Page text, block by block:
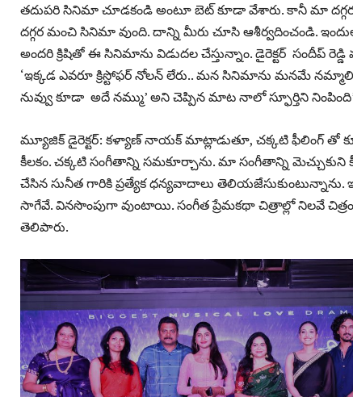
తదుపరి సినిమా చూడకండి అంటూ బెట్ కూడా వేశారు. కానీ మా
దగ్గర మంచి సినిమా వుంది. దాన్ని మీరు చూసి ఆశీర్వదించండి.
అందరి క్రిషితో ఈ సినిమాను విడుదల చేస్తున్నాం. డైరెక్టర్ సందీప్
‘ఇక్కడ ఎవరూ క్రిస్టోఫర్ నోలన్ లేరు.. మన సినిమాను మనమే
నువ్వు కూడా అదే నమ్ము’ అని చెప్పిన మాట నాలో స్ఫూర్తిని
మ్యూజిక్ డైరెక్టర్: కళ్యాణ్ నాయక్ మాట్లాడుతూ, చక్కటి ఫీలింగ్ తో
కీలకం. చక్కటి సంగీతాన్ని సమకూర్చాను. మా సంగీతాన్ని మెచ్చుకుని
చేసిన సునీత గారికి ప్రత్యేక ధన్యవాదాలు
సాగేవే. వినసొంపుగా వుంటాయి. సంగీత ప్రేమకథా చిత్రాల్లో నిలవే
తెలిపారు.